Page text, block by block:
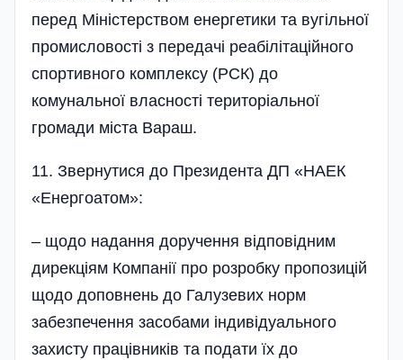
перед Міні­стерством енергетики та вугільної
промисловості з передачі реабілітаційного
спортивного комплексу (РСК) до
комунальної власності територіальної
громади міста Вараш.
11. Звернутися до Президента ДП «НАЕК
«Енергоатом»:
– щодо надання доручення відповідним
дирекціям Компанії про розробку пропозицій
щодо доповнень до Галузевих норм
забезпечення засобами індивідуального
захисту працівників та подати їх до